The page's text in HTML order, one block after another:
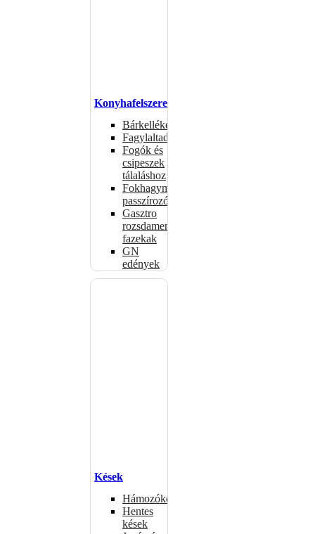
Konyhafelszerelés
Bárkellékek
Fagylaltadagolók
Fogók és
csipeszek
tálaláshoz
Fokhagymaprések,
passzírozók
Gasztro
rozsdamentes
fazekak
GN
edények
Kések
Hámozókések
Hentes
kések